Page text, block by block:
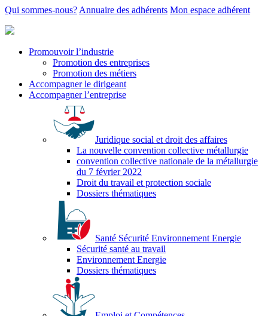
Qui sommes-nous? Annuaire des adhérents Mon espace adhérent
Promouvoir l’industrie
Promotion des entreprises
Promotion des métiers
Accompagner le dirigeant
Accompagner l’entreprise
Juridique social et droit des affaires
La nouvelle convention collective métallurgie
convention collective nationale de la métallurgie
du 7 février 2022
Droit du travail et protection sociale
Dossiers thématiques
Santé Sécurité Environnement Energie
Sécurité santé au travail
Environnement Energie
Dossiers thématiques